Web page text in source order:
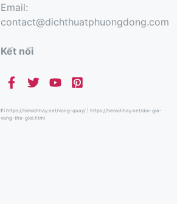
Email:
contact@dichthuatphuongdong.com
Kết nối
F: https://tienichhay.net/vong-quay/
https://tienichhay.net/doi-gia-
vang-the-gioi.html